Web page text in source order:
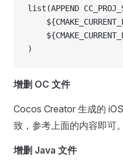
list(APPEND
)
增删 OC 文件
Cocos Creator 生成的
致，参考上面的内容即可。
增删 Java 文件